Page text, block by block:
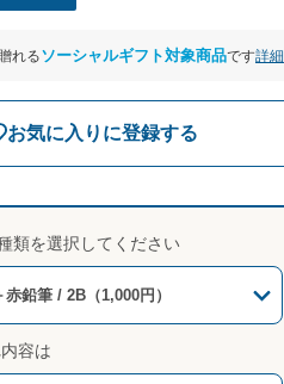
れるソーシャルギフト対象商品です詳細
お気に入りに登録する
類を選択してください
鉛筆 / 2B（1,000円）
容は